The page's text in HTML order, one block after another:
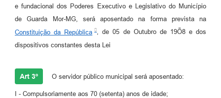
e fundacional dos Poderes Executivo e Legislativo do Município
de Guarda Mor-MG, será aposentado na forma prevista na
Constituição da República
, de 05 de Outubro de 19Õ8 e dos
dispositivos constantes desta Lei
Art 3º O servidor público municipal será aposentado:
I - Compulsoriamente aos 70 (setenta) anos de idade;